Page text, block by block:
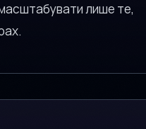
лише те,